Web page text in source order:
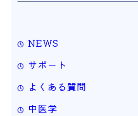
NEWS
サポート
よくある質問
中医学